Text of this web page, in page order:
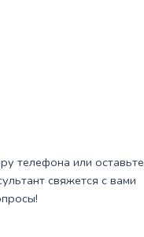
телефона или оставьте
свяжется с вами